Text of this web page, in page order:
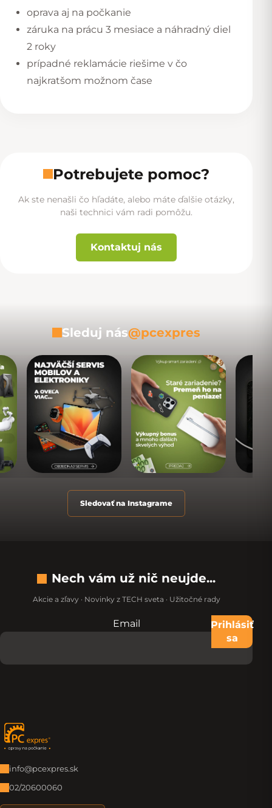
oprava aj na počkanie
záruka na prácu 3 mesiace a náhradný diel
2 roky
prípadné reklamácie riešime v čo
najkratšom možnom čase
Potrebujete pomoc?
Ak ste nenašli čo hľadáte, alebo máte ďalšie otázky,
naši technici vám radi pomôžu.
Kontaktuj nás
Sleduj nás@pcexpres
Sledovať na Instagrame
Nech vám už nič neujde...
Akcie a zľavy · Novinky z TECH sveta · Užitočné rady
Nevypĺňajte toto pole:
Email
Prihlásiť
sa
Zápätie
info@pcexpres.sk
02/20600060